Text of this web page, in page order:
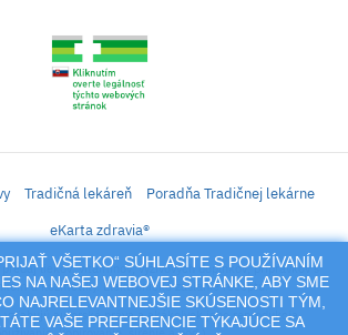
VŠETKO“ SÚHLASÍTE S POUŽÍVANÍM
NA NAŠEJ WEBOVEJ STRÁNKE, ABY SME
NAJRELEVANTNEJŠIE SKÚSENOSTI TÝM,
VAŠE PREFERENCIE TÝKAJÚCE SA
Tradičná lekáreň
Poradňa Tradičnej lekárne
eKarta zdravia®
liekov, vitamínov, výživových doplnkov, prípravkov s
a kozmetiky. Elektronické zaslanie receptu.
autorské práva a akákoľvek jeho reprodukcia